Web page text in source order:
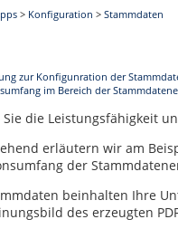
> Konfiguration > Stammdaten
zur Konfigunration der
im Bereich der
Sie die Leistungsfähigkeit
erläutern wir am
der
beinhalten Ihre
des erzeugten